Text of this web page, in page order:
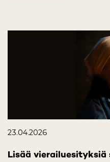
23.04.2026
Lisää vierailuesityksiä